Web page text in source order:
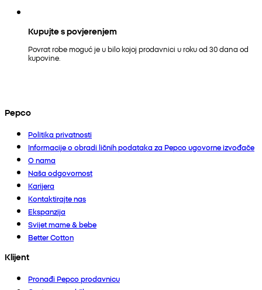
Kupujte s povjerenjem
Povrat robe moguć je u bilo kojoj prodavnici u roku od 30 dana od
kupovine.
Pepco
Politika privatnosti
Informacije o obradi ličnih podataka za Pepco ugovorne izvođače
O nama
Naša odgovornost
Karijera
Kontaktirajte nas
Ekspanzija
Svijet mame & bebe
Better Cotton
Klijent
Pronađi Pepco prodavnicu